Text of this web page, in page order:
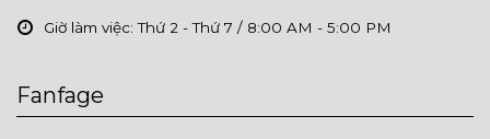
Giờ làm việc: Thứ 2 - Thứ 7 / 8:00 AM - 5:00 PM
Fanfage